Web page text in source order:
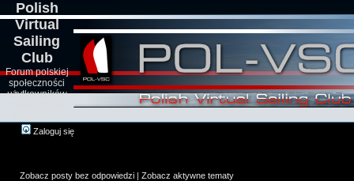
Polish
Virtual
Sailing
Club
Forum polskiej
społeczności
użytkowników
Zaloguj się
Zobacz posty bez odpowiedzi | Zobacz aktywne tematy